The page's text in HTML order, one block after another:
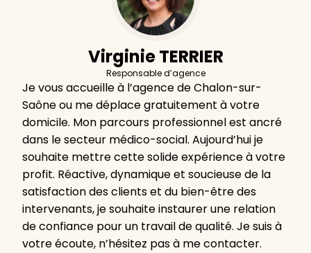
Virginie TERRIER
Responsable d’agence
Je vous accueille à l’agence de Chalon-sur-
Saône ou me déplace gratuitement à votre
domicile. Mon parcours professionnel est ancré
dans le secteur médico-social. Aujourd’hui je
souhaite mettre cette solide expérience à votre
profit. Réactive, dynamique et soucieuse de la
satisfaction des clients et du bien-être des
intervenants, je souhaite instaurer une relation
de confiance pour un travail de qualité. Je suis à
votre écoute, n’hésitez pas à me contacter.